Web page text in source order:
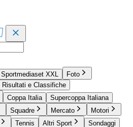
Sportmediaset XXL
Foto
Risultati e Classifiche
Coppa Italia
Supercoppa Italiana
Squadre Mercato
Motori
Tennis Altri Sport
Sondaggi